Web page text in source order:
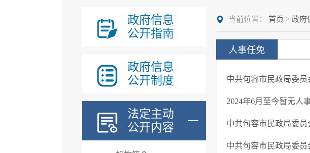
政府信息
公开指南
政府信息
公开制度
法定主动
公开内容
当前位置： 首页 > 政府
人事任免
中共句容市民政局委
2024年6月至今暂无人
中共句容市民政局委
中共句容市民政局委